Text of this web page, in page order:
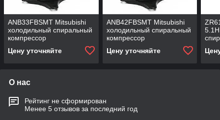
ANB33FBSMT Mitsubishi
холодильный спиральный
компрессор
Цену уточняйте
ANB42FBSMT Mitsubishi
холодильный спиральный
компрессор
Цену уточняйте
О нас
Рейтинг не сформирован
Менее 5 отзывов за последний год